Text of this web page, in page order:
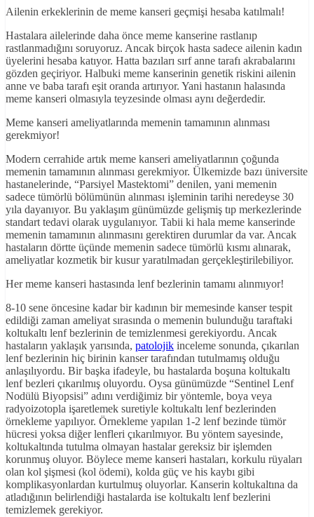
Ailenin erkeklerinin de meme kanseri geçmişi hesaba katılmalı!
Hastalara ailelerinde daha önce meme kanserine rastlanıp
rastlanmadığını soruyoruz. Ancak birçok hasta sadece ailenin kadın
üyelerini hesaba katıyor. Hatta bazıları sırf anne tarafı akrabalarını
gözden geçiriyor. Halbuki meme kanserinin genetik riskini ailenin
anne ve baba tarafı eşit oranda artırıyor. Yani hastanın halasında
meme kanseri olmasıyla teyzesinde olması aynı değerdedir.
Meme kanseri ameliyatlarında memenin tamamının alınması
gerekmiyor!
Modern cerrahide artık meme kanseri ameliyatlarının çoğunda
memenin tamamının alınması gerekmiyor. Ülkemizde bazı üniversite
hastanelerinde, “Parsiyel Mastektomi” denilen, yani memenin
sadece tümörlü bölümünün alınması işleminin tarihi neredeyse 30
yıla dayanıyor. Bu yaklaşım günümüzde gelişmiş tıp merkezlerinde
standart tedavi olarak uygulanıyor. Tabii ki hala meme kanserinde
memenin tamamının alınmasını gerektiren durumlar da var. Ancak
hastaların dörtte üçünde memenin sadece tümörlü kısmı alınarak,
ameliyatlar kozmetik bir kusur yaratılmadan gerçekleştirilebiliyor.
Her meme kanseri hastasında lenf bezlerinin tamamı alınmıyor!
8-10 sene öncesine kadar bir kadının bir memesinde kanser tespit
edildiği zaman ameliyat sırasında o memenin bulunduğu taraftaki
koltukaltı lenf bezlerinin de temizlenmesi gerekiyordu. Ancak
hastaların yaklaşık yarısında, patolojik inceleme sonunda, çıkarılan
lenf bezlerinin hiç birinin kanser tarafından tutulmamış olduğu
anlaşılıyordu. Bir başka ifadeyle, bu hastalarda boşuna koltukaltı
lenf bezleri çıkarılmış oluyordu. Oysa günümüzde “Sentinel Lenf
Nodülü Biyopsisi” adını verdiğimiz bir yöntemle, boya veya
radyoizotopla işaretlemek suretiyle koltukaltı lenf bezlerinden
örnekleme yapılıyor. Örnekleme yapılan 1-2 lenf bezinde tümör
hücresi yoksa diğer lenfleri çıkarılmıyor. Bu yöntem sayesinde,
koltukaltında tutulma olmayan hastalar gereksiz bir işlemden
korunmuş oluyor. Böylece meme kanseri hastaları, korkulu rüyaları
olan kol şişmesi (kol ödemi), kolda güç ve his kaybı gibi
komplikasyonlardan kurtulmuş oluyorlar. Kanserin koltukaltına da
atladığının belirlendiği hastalarda ise koltukaltı lenf bezlerini
temizlemek gerekiyor.